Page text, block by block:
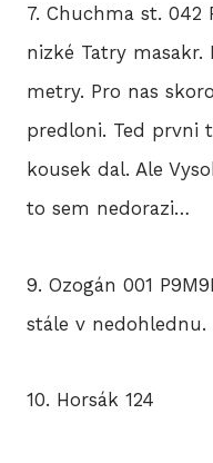
7. Chuchma st. 042
nizké Tatry
metry. Pro nas
predloni. Ted prvni
kousek dal. Ale
to sem nedorazi…
9. Ozogán 001
stále v nedohlednu.
10. Horsák 124